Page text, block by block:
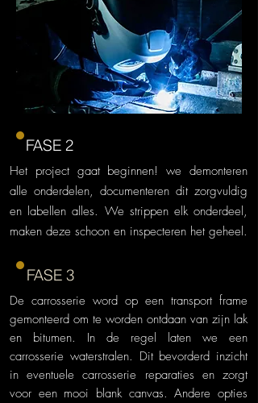
FASE 2
Het project gaat beginnen! we demonteren
alle onderdelen, documenteren dit zorgvuldig
en labellen alles. We strippen elk onderdeel,
maken deze schoon en inspecteren het geheel.
FASE 3
De carrosserie word op een transport frame
gemonteerd om te worden ontdaan van zijn lak
en bitumen. In de regel laten we een
carrosserie waterstralen. Dit bevorderd inzicht
in eventuele carrosserie reparaties en zorgt
voor een mooi blank canvas. Andere opties